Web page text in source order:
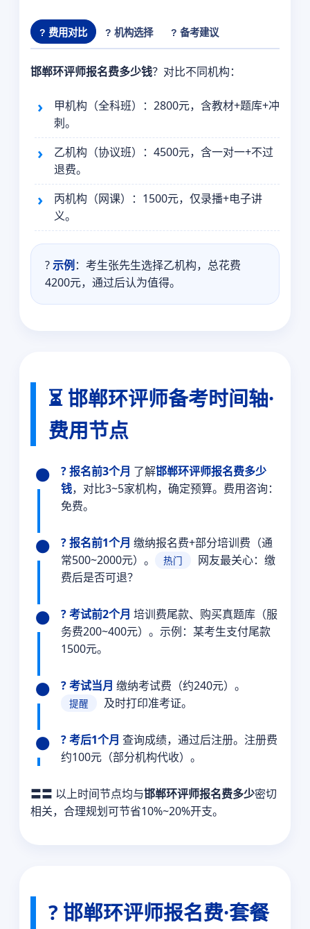
? 费用对比 ? 机构选择 ? 备考建议
邯郸环评师报名费多少钱？对比不同机构：
甲机构（全科班）：2800元，含教材+题库+冲
刺。
乙机构（协议班）：4500元，含一对一+不过
退费。
丙机构（网课）：1500元，仅录播+电子讲
义。
?示例 ：考生张先生选择乙机构，总花费
4200元，通过后认为值得。
⏳ 邯郸环评师备考时间轴·
费用节点
? 报名前3个月 了解邯郸环评师报名费多少
钱，对比3~5家机构，确定预算。费用咨询：
免费。
? 报名前1个月 缴纳报名费+部分培训费（通
常500~2000元）。
热门
网友最关心：缴
费后是否可退？
? 考试前2个月 培训费尾款、购买真题库（服
务费200~400元）。示例：某考生支付尾款
1500元。
? 考试当月 缴纳考试费（约240元）。
提醒 及时打印准考证。
? 考后1个月 查询成绩，通过后注册。注册费
约100元（部分机构代收）。
〓〓 以上时间节点均与邯郸环评师报名费多少密切
相关，合理规划可节省10%~20%开支。
? 邯郸环评师报名费·套餐